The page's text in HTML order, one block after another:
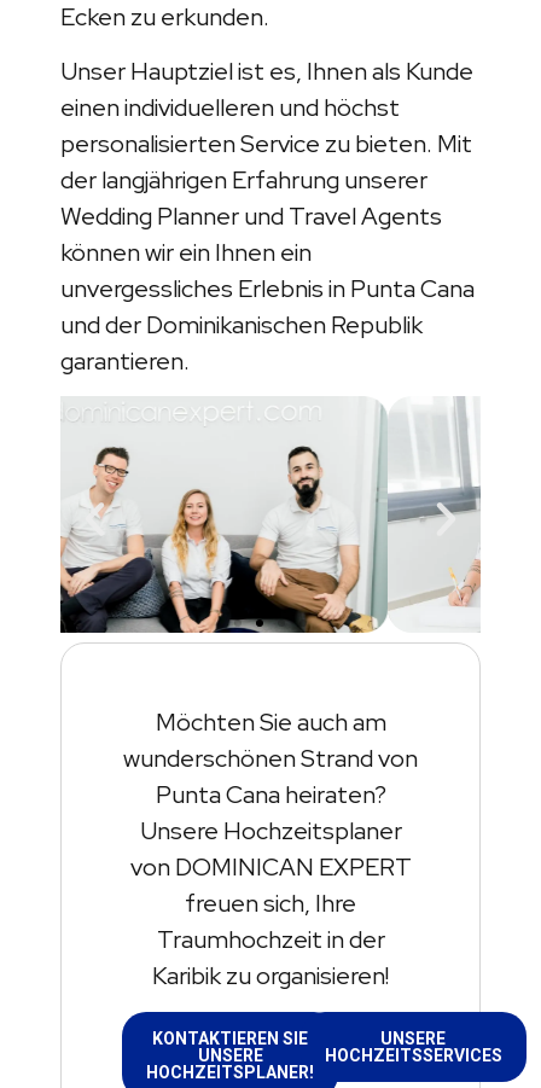
Ecken zu erkunden.
Unser Hauptziel ist es, Ihnen als Kunde
einen individuelleren und höchst
personalisierten Service zu bieten. Mit
der langjährigen Erfahrung unserer
Wedding Planner und Travel Agents
können wir ein Ihnen ein
unvergessliches Erlebnis in Punta Cana
und der Dominikanischen Republik
garantieren.
Möchten Sie auch am
wunderschönen Strand von
Punta Cana heiraten?
Unsere Hochzeitsplaner
von DOMINICAN EXPERT
freuen sich, Ihre
Traumhochzeit in der
Karibik zu organisieren!
KONTAKTIEREN SIE
UNSERE
HOCHZEITSPLANER!
UNSERE
HOCHZEITSSERVICES